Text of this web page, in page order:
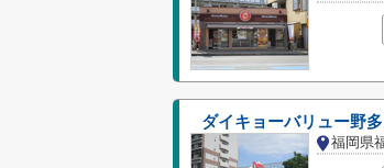
ダイキョーバリュー野
福岡県